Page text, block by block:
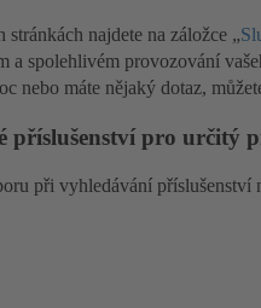
najdete na záložce „
a spolehlivém provozování
nebo máte nějaký dotaz,
příslušenství pro určitý
při vyhledávání